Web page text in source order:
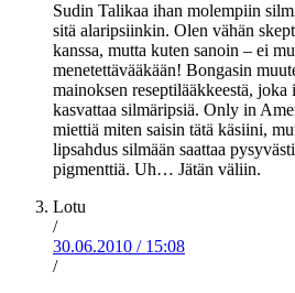
Sudin Talikaa ihan molempiin
sitä alaripsiinkin. Olen vähän
kanssa, mutta kuten sanoin – ei
menetettävääkään! Bongasin
mainoksen reseptilääkkeestä, joka
kasvattaa silmäripsiä. Only in
miettiä miten saisin tätä käsiini,
lipsahdus silmään saattaa
pigmenttiä. Uh… Jätän väliin.
Lotu
/
30.06.2010 / 15:08
/